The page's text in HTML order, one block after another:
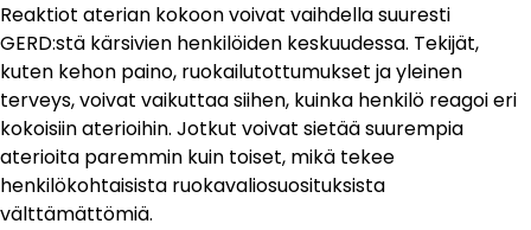
Reaktiot aterian kokoon voivat vaihdella suuresti
GERD:stä kärsivien henkilöiden keskuudessa. Tekijät,
kuten kehon paino, ruokailutottumukset ja yleinen
terveys, voivat vaikuttaa siihen, kuinka henkilö reagoi eri
kokoisiin aterioihin. Jotkut voivat sietää suurempia
aterioita paremmin kuin toiset, mikä tekee
henkilökohtaisista ruokavaliosuosituksista
välttämättömiä.